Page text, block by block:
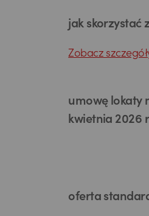
jak skorzystać
Zobacz
umowę lokaty
kwietnia 2026
oferta